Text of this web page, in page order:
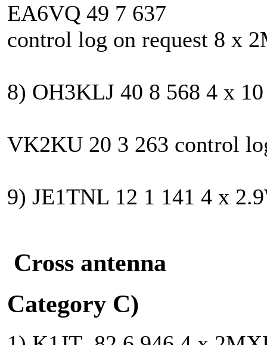
EA6VQ 49 7 637
control log on request 8 x
8) OH3KLJ 40 8 568 4 x
VK2KU 20 3 263 control
9) JE1TNL 12 1 141 4 x
Cross antenna
Category C)